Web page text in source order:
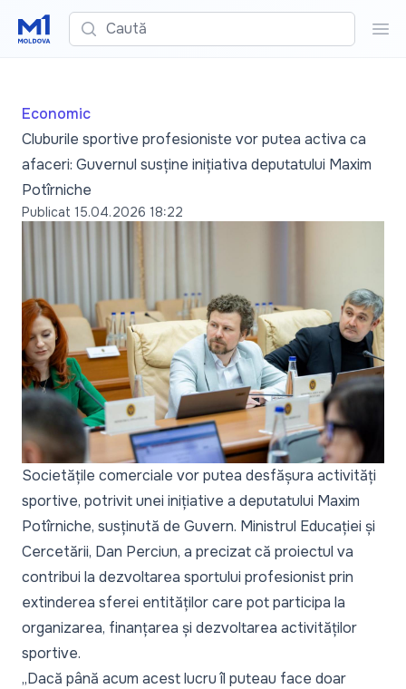
Caută
Economic
Cluburile sportive profesioniste vor putea activa ca
afaceri: Guvernul susține inițiativa deputatului Maxim
Potîrniche
Publicat 15.04.2026 18:22
Societățile comerciale vor putea desfășura activități
sportive, potrivit unei inițiative a deputatului Maxim
Potîrniche, susținută de Guvern. Ministrul Educației și
Cercetării, Dan Perciun, a precizat că proiectul va
contribui la dezvoltarea sportului profesionist prin
extinderea sferei entităților care pot participa la
organizarea, finanțarea și dezvoltarea activităților
sportive.
„Dacă până acum acest lucru îl puteau face doar